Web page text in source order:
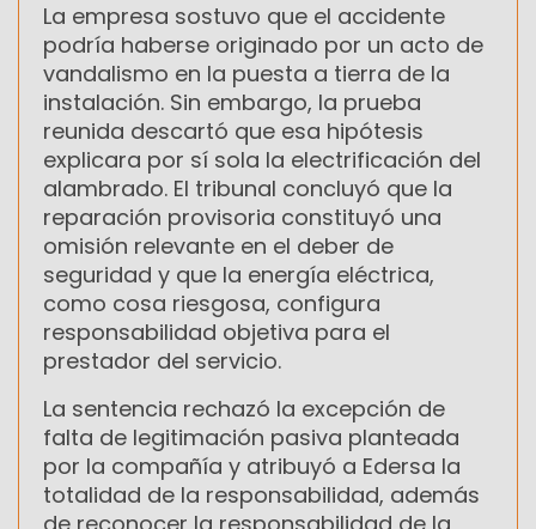
La empresa sostuvo que el accidente
podría haberse originado por un acto de
vandalismo en la puesta a tierra de la
instalación. Sin embargo, la prueba
reunida descartó que esa hipótesis
explicara por sí sola la electrificación del
alambrado. El tribunal concluyó que la
reparación provisoria constituyó una
omisión relevante en el deber de
seguridad y que la energía eléctrica,
como cosa riesgosa, configura
responsabilidad objetiva para el
prestador del servicio.
La sentencia rechazó la excepción de
falta de legitimación pasiva planteada
por la compañía y atribuyó a Edersa la
totalidad de la responsabilidad, además